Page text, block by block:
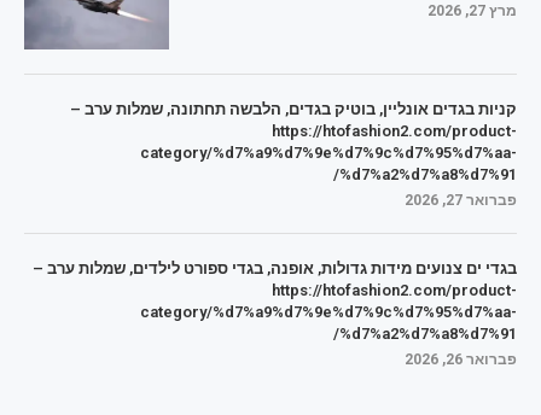
מרץ 27, 2026
קניות בגדים אונליין, בוטיק בגדים, הלבשה תחתונה, שמלות ערב –
https://htofashion2.com/product-
category/%d7%a9%d7%9e%d7%9c%d7%95%d7%aa-
%d7%a2%d7%a8%d7%91/
פברואר 27, 2026
בגדי ים צנועים מידות גדולות, אופנה, בגדי ספורט לילדים, שמלות ערב –
https://htofashion2.com/product-
category/%d7%a9%d7%9e%d7%9c%d7%95%d7%aa-
%d7%a2%d7%a8%d7%91/
פברואר 26, 2026